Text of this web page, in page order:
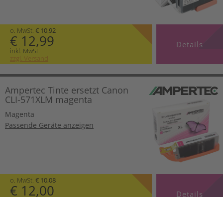
o. MwSt. € 10,92
€ 12,99
inkl. MwSt.
zzgl. Versand
Details
Ampertec Tinte ersetzt Canon
CLI-571XLM magenta
Magenta
Passende Geräte anzeigen
o. MwSt. € 10,08
€ 12,00 Details